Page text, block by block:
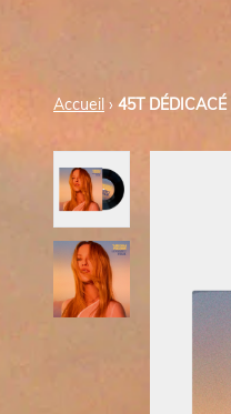
Accueil › 45T DÉDICACÉ